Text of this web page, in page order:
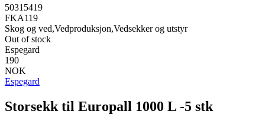
50315419
FKA119
Skog og ved,Vedproduksjon,Vedsekker og utstyr
Out of stock
Espegard
190
NOK
Espegard
Storsekk til Europall 1000 L -5 stk